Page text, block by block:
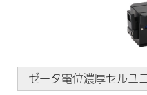
ゼータ電位濃厚セルユ